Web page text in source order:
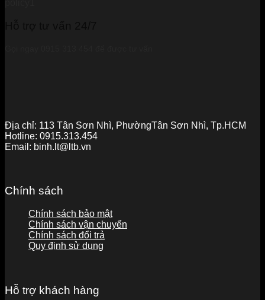
Địa chỉ: 113 Tân Sơn Nhì, PhườngTân Sơn Nhì, Tp.HCM
Hotline: 0915.313.454
Email: binh.lt@ltb.vn
Chính sách
Chính sách bảo mật
Chính sách vận chuyển
Chính sách đổi trả
Quy định sử dụng
Hỗ trợ khách hàng